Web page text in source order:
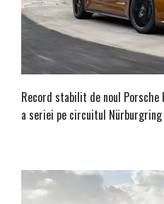
Record stabilit de noul Porsche
a seriei pe circuitul